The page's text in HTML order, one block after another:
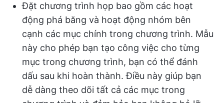
Đặt chương trình họp bao gồm các hoạt
động phá băng và hoạt động nhóm bên
cạnh các mục chính trong chương trình. Mẫu
này cho phép bạn tạo công việc cho từng
mục trong chương trình, bạn có thể đánh
dấu sau khi hoàn thành. Điều này giúp bạn
dễ dàng theo dõi tất cả các mục trong